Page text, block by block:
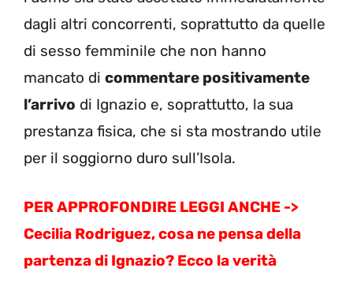
dagli altri concorrenti, soprattutto da quelle
di sesso femminile che non hanno
mancato di commentare positivamente
l’arrivo di Ignazio e, soprattutto, la sua
prestanza fisica, che si sta mostrando utile
per il soggiorno duro sull’Isola.
PER APPROFONDIRE LEGGI ANCHE ->
Cecilia Rodriguez, cosa ne pensa della
partenza di Ignazio? Ecco la verità